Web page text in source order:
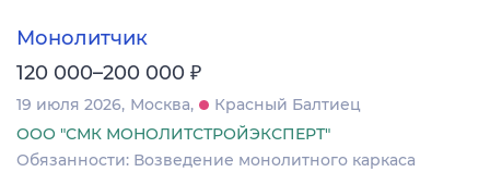
Монолитчик
120 000–200 000 ₽
19 июля 2026 Москва
Красный Балтиец
ООО "СМК МОНОЛИТСТРОЙЭКСПЕРТ"
Обязанности: Возведение монолитного каркаса